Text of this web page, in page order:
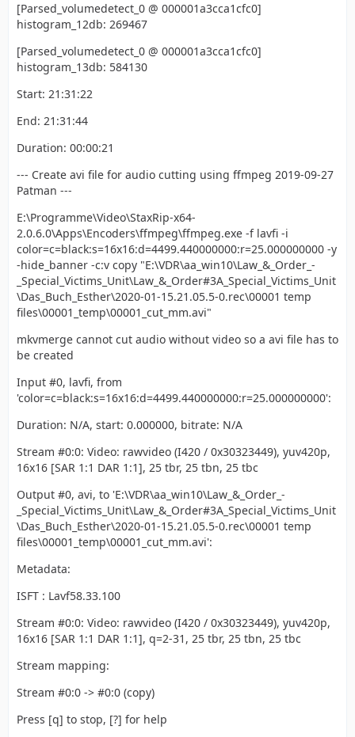
[Parsed_volumedetect_0 @ 000001a3cca1cfc0]
histogram_12db: 269467
[Parsed_volumedetect_0 @ 000001a3cca1cfc0]
histogram_13db: 584130
Start: 21:31:22
End: 21:31:44
Duration: 00:00:21
--- Create avi file for audio cutting using ffmpeg 2019-09-27
Patman ---
E:\Programme\Video\StaxRip-x64-
2.0.6.0\Apps\Encoders\ffmpeg\ffmpeg.exe -f lavfi -i
color=c=black:s=16x16:d=4499.440000000:r=25.000000000 -y
-hide_banner -c:v copy "E:\VDR\aa_win10\Law_&_Order_-
_Special_Victims_Unit\Law_&_Order#3A_Special_Victims_Unit
\Das_Buch_Esther\2020-01-15.21.05.5-0.rec\00001 temp
files\00001_temp\00001_cut_mm.avi"
mkvmerge cannot cut audio without video so a avi file has to
be created
Input #0, lavfi, from
'color=c=black:s=16x16:d=4499.440000000:r=25.000000000':
Duration: N/A, start: 0.000000, bitrate: N/A
Stream #0:0: Video: rawvideo (I420 / 0x30323449), yuv420p,
16x16 [SAR 1:1 DAR 1:1], 25 tbr, 25 tbn, 25 tbc
Output #0, avi, to 'E:\VDR\aa_win10\Law_&_Order_-
_Special_Victims_Unit\Law_&_Order#3A_Special_Victims_Unit
\Das_Buch_Esther\2020-01-15.21.05.5-0.rec\00001 temp
files\00001_temp\00001_cut_mm.avi':
Metadata:
ISFT : Lavf58.33.100
Stream #0:0: Video: rawvideo (I420 / 0x30323449), yuv420p,
16x16 [SAR 1:1 DAR 1:1], q=2-31, 25 tbr, 25 tbn, 25 tbc
Stream mapping:
Stream #0:0 -> #0:0 (copy)
Press [q] to stop, [?] for help